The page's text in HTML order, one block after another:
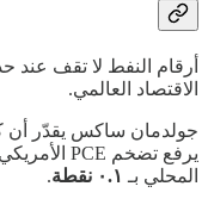
أرقام النفط لا تقف عند
الاقتصاد العالمي.
جولدمان ساكس يقدّر أن
يرفع تضخم PCE الأمريكي بمقدار
المحلي بـ ٠.١ نقطة .